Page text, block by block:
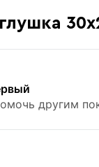
другим